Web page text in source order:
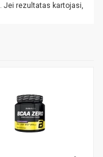
Jei rezultatas kartojasi,